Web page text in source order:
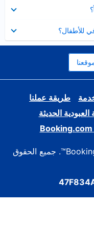
للأطفال؟
طريقة عملنا
الحديثة
حقوق النشر © 1996–2026 Booking.com™. جميع الحقوق